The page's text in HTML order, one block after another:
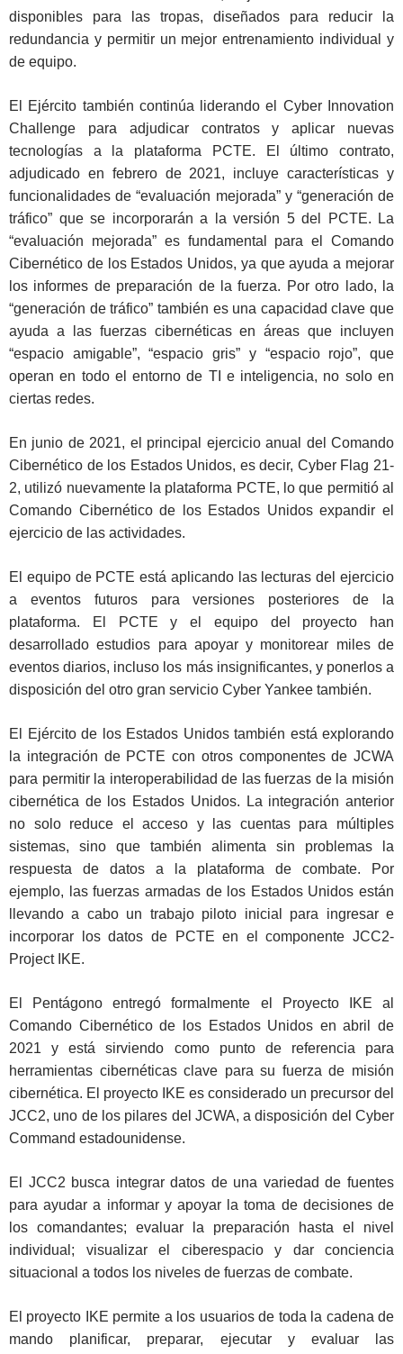
disponibles para las tropas, diseñados para reducir la
redundancia y permitir un mejor entrenamiento individual y
de equipo.
El Ejército también continúa liderando el Cyber Innovation
Challenge para adjudicar contratos y aplicar nuevas
tecnologías a la plataforma PCTE. El último contrato,
adjudicado en febrero de 2021, incluye características y
funcionalidades de “evaluación mejorada” y “generación de
tráfico” que se incorporarán a la versión 5 del PCTE. La
“evaluación mejorada” es fundamental para el Comando
Cibernético de los Estados Unidos, ya que ayuda a mejorar
los informes de preparación de la fuerza. Por otro lado, la
“generación de tráfico” también es una capacidad clave que
ayuda a las fuerzas cibernéticas en áreas que incluyen
“espacio amigable”, “espacio gris” y “espacio rojo”, que
operan en todo el entorno de TI e inteligencia, no solo en
ciertas redes.
En junio de 2021, el principal ejercicio anual del Comando
Cibernético de los Estados Unidos, es decir, Cyber Flag 21-
2, utilizó nuevamente la plataforma PCTE, lo que permitió al
Comando Cibernético de los Estados Unidos expandir el
ejercicio de las actividades.
El equipo de PCTE está aplicando las lecturas del ejercicio
a eventos futuros para versiones posteriores de la
plataforma. El PCTE y el equipo del proyecto han
desarrollado estudios para apoyar y monitorear miles de
eventos diarios, incluso los más insignificantes, y ponerlos a
disposición del otro gran servicio Cyber Yankee también.
El Ejército de los Estados Unidos también está explorando
la integración de PCTE con otros componentes de JCWA
para permitir la interoperabilidad de las fuerzas de la misión
cibernética de los Estados Unidos. La integración anterior
no solo reduce el acceso y las cuentas para múltiples
sistemas, sino que también alimenta sin problemas la
respuesta de datos a la plataforma de combate. Por
ejemplo, las fuerzas armadas de los Estados Unidos están
llevando a cabo un trabajo piloto inicial para ingresar e
incorporar los datos de PCTE en el componente JCC2-
Project IKE.
El Pentágono entregó formalmente el Proyecto IKE al
Comando Cibernético de los Estados Unidos en abril de
2021 y está sirviendo como punto de referencia para
herramientas cibernéticas clave para su fuerza de misión
cibernética. El proyecto IKE es considerado un precursor del
JCC2, uno de los pilares del JCWA, a disposición del Cyber
Command estadounidense.
El JCC2 busca integrar datos de una variedad de fuentes
para ayudar a informar y apoyar la toma de decisiones de
los comandantes; evaluar la preparación hasta el nivel
individual; visualizar el ciberespacio y dar conciencia
situacional a todos los niveles de fuerzas de combate.
El proyecto IKE permite a los usuarios de toda la cadena de
mando planificar, preparar, ejecutar y evaluar las